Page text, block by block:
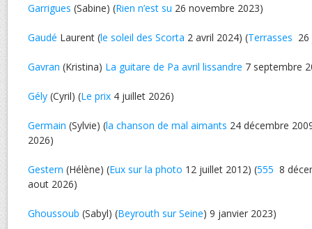
Garrigues (Sabine) (Rien n’est su 26 novembre 2023)
Gaudé Laurent (le soleil des Scorta 2 avril 2024) (Terrasses
Gavran (Kristina) La guitare de Pa avril lissandre 7 septembre
Gély (Cyril) (Le prix 4 juillet 2026)
Germain (Sylvie) (la chanson de mal aimants 24 décembre
2026)
Gestern (Hélène) (Eux sur la photo 12 juillet 2012) (555 8
aout 2026)
Ghoussoub (Sabyl) (Beyrouth sur Seine) 9 janvier 2023)